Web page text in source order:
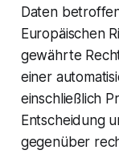
Daten
Europäischen
gewährte
einer
einschließlich
Entscheidung
gegenüber